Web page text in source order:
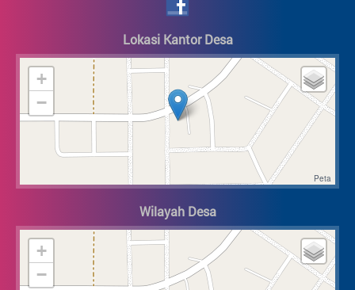
Lokasi Kantor Desa
+
−
Wilayah Desa
+
−